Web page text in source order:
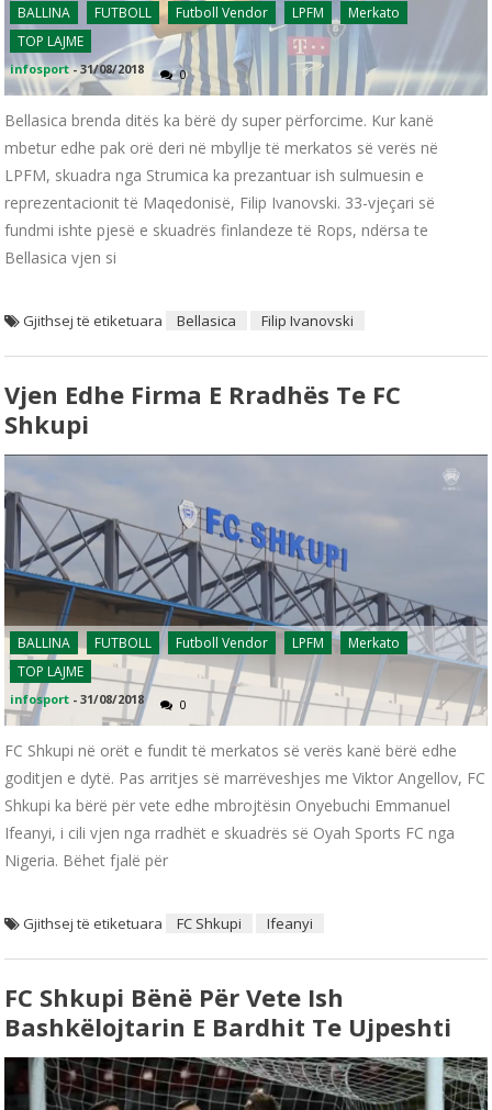
BALLINA FUTBOLL Futboll Vendor LPFM
Merkato
TOP LAJME
infosport -31/08/2018 0
Bellasica brenda ditës ka bërë dy super përforcime. Kur kanë
mbetur edhe pak orë deri në mbyllje të merkatos së verës në
LPFM, skuadra nga Strumica ka prezantuar ish sulmuesin e
reprezentacionit të Maqedonisë, Filip Ivanovski. 33-vjeçari së
fundmi ishte pjesë e skuadrës finlandeze të Rops, ndërsa te
Bellasica vjen si
Gjithsej të etiketuara Bellasica Filip Ivanovski
Vjen Edhe Firma E Rradhës Te FC
Shkupi
BALLINA FUTBOLL Futboll Vendor LPFM
Merkato
TOP LAJME
infosport -31/08/2018 0
FC Shkupi në orët e fundit të merkatos së verës kanë bërë edhe
goditjen e dytë. Pas arritjes së marrëveshjes me Viktor Angellov, FC
Shkupi ka bërë për vete edhe mbrojtësin Onyebuchi Emmanuel
Ifeanyi, i cili vjen nga rradhët e skuadrës së Oyah Sports FC nga
Nigeria. Bëhet fjalë për
Gjithsej të etiketuara FC Shkupi Ifeanyi
FC Shkupi Bënë Për Vete Ish
Bashkëlojtarin E Bardhit Te Ujpeshti